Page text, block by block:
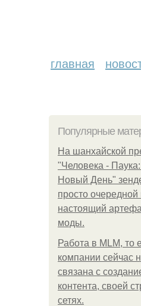
главная
Популярные
На шанхайской
"Человека -
Новый День"
просто очередной
настоящий
моды.
Работа в MLM, то
компании сейчас
связана с
контента, своей
сетях.